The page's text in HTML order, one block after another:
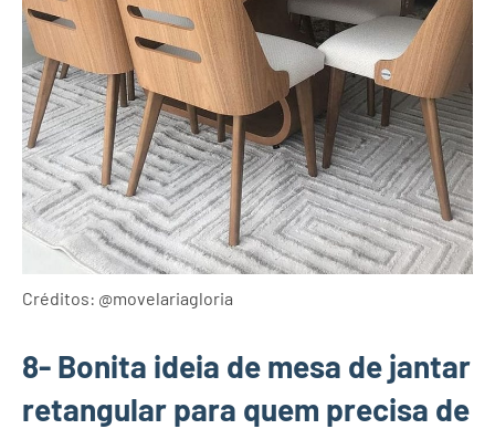
Créditos: @movelariagloria
8- Bonita ideia de mesa de jantar
retangular para quem precisa de